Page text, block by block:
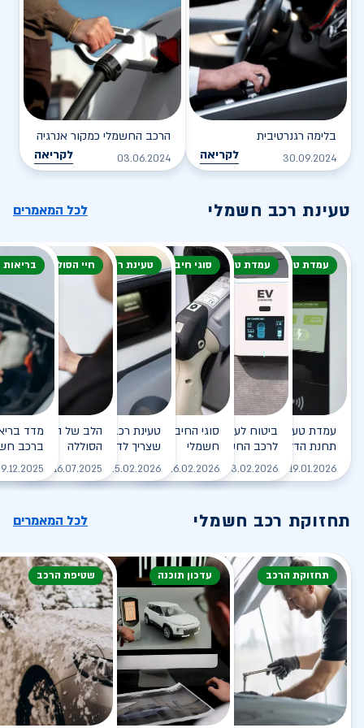
בלימה רגנרטיבית
30.09.2024 לקריאה
הרכב החשמלי כמקור אנרגיה
03.06.2024 לקריאה
טעינת רכב חשמלי לכל המאמרים
עמדת טעינה
עמדת טעינה - הסוף של
תחנת הדלק?
19.01.2026 לקריאה
עמדת טעינה
ביטוח לעמדת טעינה ביתית
לרכב החשמלי
03.02.2026 לקריאה
סוגי חיבור
סוגי החיבורים לטעינת רכב
חשמלי
26.02.2026 לקריאה
טעינת רכב חשמלי
טעינת רכב חשמלי - כל מה
שצריך לדעת
25.02.2026 לקריאה
חיי הסוללה
הלב של הרכב
הסוללה
16.07.2025
ברכב
תחזוקת רכב חשמלי לכל המאמרים
תחזוקת הרכב עדכון תוכנה שטיפת הרכב